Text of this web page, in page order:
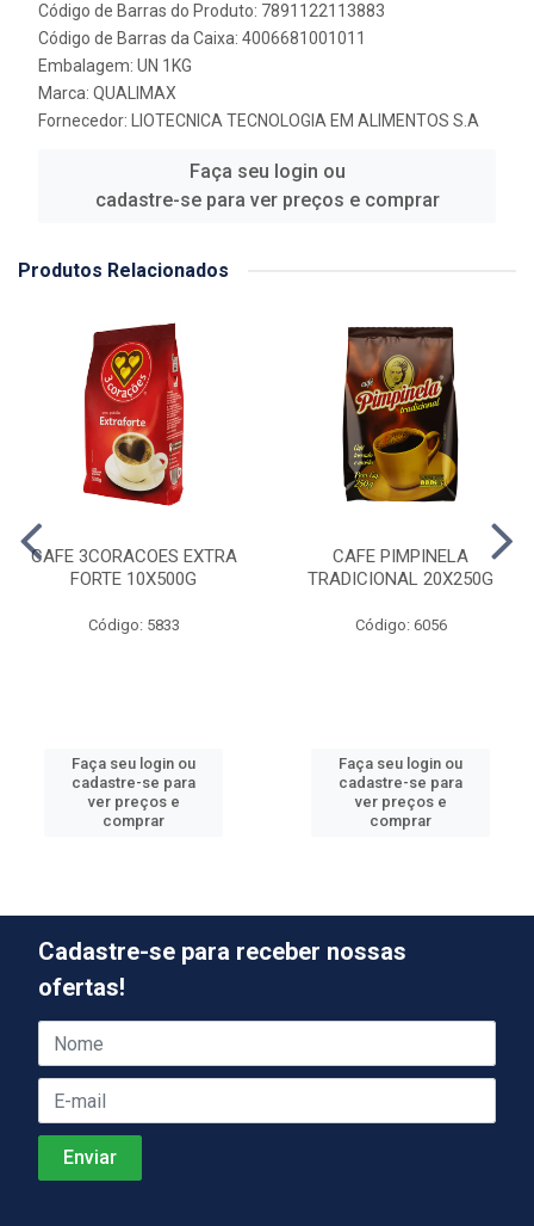
Código de Barras do Produto: 7891122113883
Código de Barras da Caixa: 4006681001011
Embalagem: UN 1KG
Marca: QUALIMAX
Fornecedor:
LIOTECNICA TECNOLOGIA EM ALIMENTOS S.A
Faça seu login ou
cadastre-se para ver preços e comprar
Produtos Relacionados
CAFE 3CORACOES EXTRA
FORTE 10X500G
Código: 5833
Faça seu login ou
cadastre-se para
ver preços e
comprar
CAFE PIMPINELA
TRADICIONAL 20X250G
Código: 6056
Faça seu login ou
cadastre-se para
ver preços e
comprar
Cadastre-se para receber nossas
ofertas!